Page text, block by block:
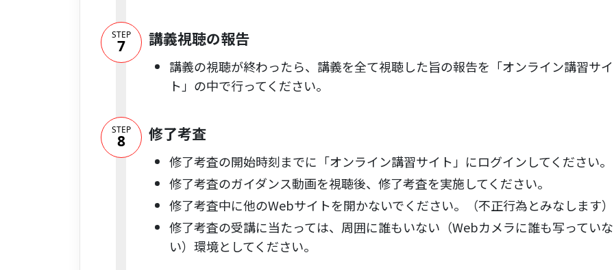
STEP
7 講義視聴の報告
講義の視聴が終わったら、講義を全て視聴した旨の報告を「オンライン講習サイ
ト」の中で行ってください。
STEP
8 修了考査
修了考査の開始時刻までに「オンライン講習サイト」にログインしてください。
修了考査のガイダンス動画を視聴後、修了考査を実施してください。
修了考査中に他のWebサイトを開かないでください。（不正行為とみなします）
修了考査の受講に当たっては、周囲に誰もいない（Webカメラに誰も写っていな
い）環境としてください。